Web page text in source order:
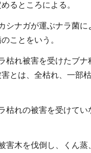
るところによる。
シナガが運ぶナラ菌に
ことをいう。
枯れ被害を受けたブナ
とは、全枯れ、一部
枯れの被害を受けてい
害木を伐倒し、くん蒸